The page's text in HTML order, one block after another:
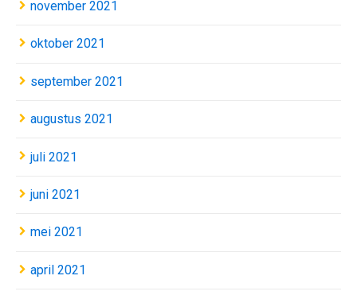
november 2021
oktober 2021
september 2021
augustus 2021
juli 2021
juni 2021
mei 2021
april 2021